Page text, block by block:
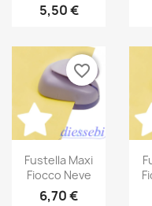
5,50 €
Fustella Maxi
Fiocco Neve
6,70 €
favorite_border